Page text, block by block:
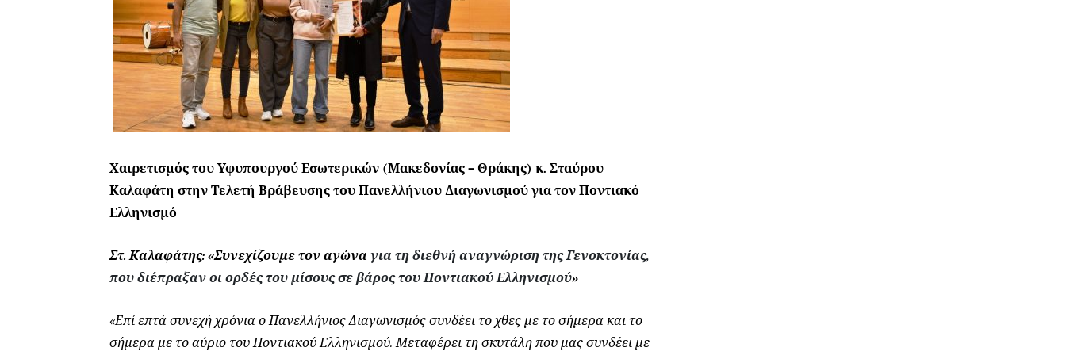
Χαιρετισμός του Υφυπουργού Εσωτερικών (Μακεδονίας – Θράκης) κ. Σταύρου
Καλαφάτη στην Τελετή Βράβευσης του Πανελλήνιου Διαγωνισμού για τον Ποντιακό
Ελληνισμό
Στ. Καλαφάτης: «Συνεχίζουμε τον αγώνα για τη διεθνή αναγνώριση της Γενοκτονίας,
που διέπραξαν οι ορδές του μίσους σε βάρος του Ποντιακού Ελληνισμού»
«Επί επτά συνεχή χρόνια ο Πανελλήνιος Διαγωνισμός συνδέει το χθες με το σήμερα και το
σήμερα με το αύριο του Ποντιακού Ελληνισμού. Μεταφέρει τη σκυτάλη που μας συνδέει με